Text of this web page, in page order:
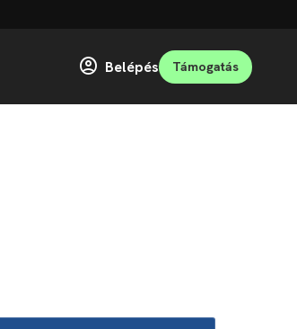
Belépés Támogatás